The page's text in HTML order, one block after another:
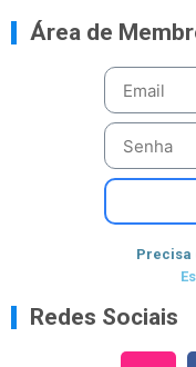
Área de
Precisa
Redes Sociais